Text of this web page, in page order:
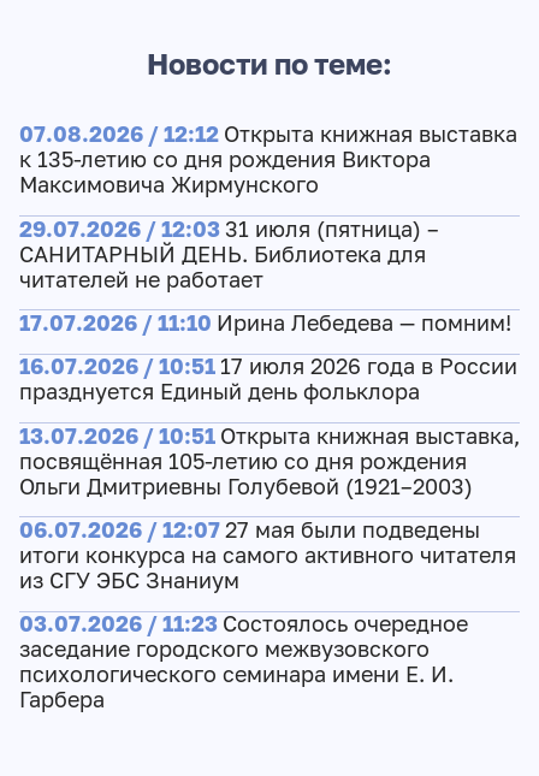
Новости по теме:
07.08.2026 / 12:12 Открыта книжная выставка
к 135-летию со дня рождения Виктора
Максимовича Жирмунского
29.07.2026 / 12:03 31 июля (пятница) –
САНИТАРНЫЙ ДЕНЬ. Библиотека для
читателей не работает
17.07.2026 / 11:10 Ирина Лебедева — помним!
16.07.2026 / 10:51 17 июля 2026 года в России
празднуется Единый день фольклора
13.07.2026 / 10:51 Открыта книжная выставка,
посвящённая 105-летию со дня рождения
Ольги Дмитриевны Голубевой (1921–2003)
06.07.2026 / 12:0727 мая были подведены
итоги конкурса на самого активного читателя
из СГУ ЭБС Знаниум
03.07.2026 / 11:23 Состоялось очередное
заседание городского межвузовского
психологического семинара имени Е. И.
Гарбера